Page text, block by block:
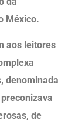
México.
aos leitores
denominada
de